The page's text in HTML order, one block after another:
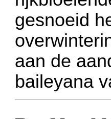
gesnoeid
aan de
baileyana